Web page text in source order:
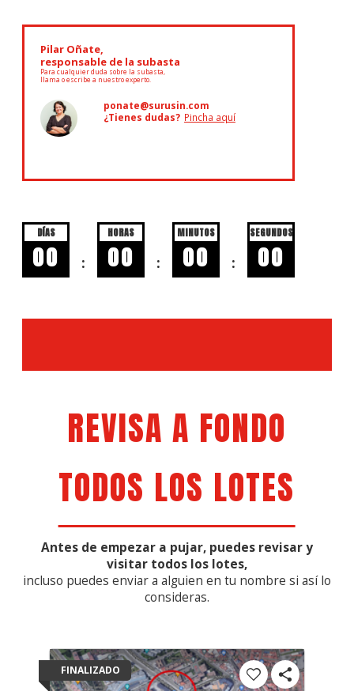
Pilar Oñate,
responsable de la subasta
Para cualquier duda sobre la subasta,
llama o escribe a nuestro experto.
ponate@surusin.com
¿Tienes dudas? Pincha aquí
DÍAS
00 :
HORAS
00 :
MINUTOS
00 :
SEGUNDOS
00
REVISA A FONDO
TODOS LOS LOTES
Antes de empezar a pujar, puedes revisar y
visitar todos los lotes,
incluso puedes enviar a alguien en tu nombre si así lo
consideras.
FINALIZADO